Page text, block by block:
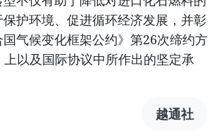
护环境、促进循环经济发展，并彰
气候变化框架公约》第26次缔约方
上以及国际协议中所作出的坚定承
越通社